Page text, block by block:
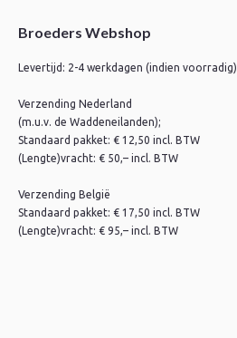
Broeders Webshop
Levertijd: 2-4 werkdagen (indien voorradig)
Verzending Nederland
(m.u.v. de Waddeneilanden);
Standaard pakket: € 12,50 incl. BTW
(Lengte)vracht: € 50,– incl. BTW
Verzending België
Standaard pakket: € 17,50 incl. BTW
(Lengte)vracht: € 95,– incl. BTW